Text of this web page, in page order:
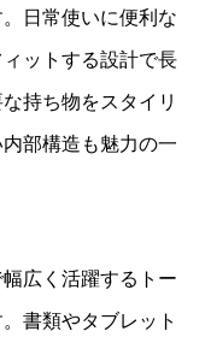
日常使いに便利な
ットする設計で長
持ち物をスタイリ
部構造も魅力の一
広く活躍するトー
書類やタブレット